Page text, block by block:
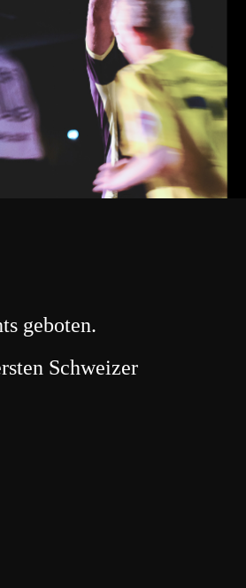
geboten.
Schweizer